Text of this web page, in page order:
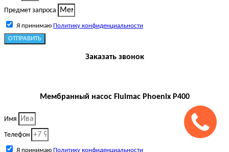
Предмет запроса
Я принимаю Политику конфиденциальности
ОТПРАВИТЬ
Заказать звонок
Мембранный насос Fluimac Phoenix P400
Имя
Телефон
Я принимаю Политику конфиденциальности